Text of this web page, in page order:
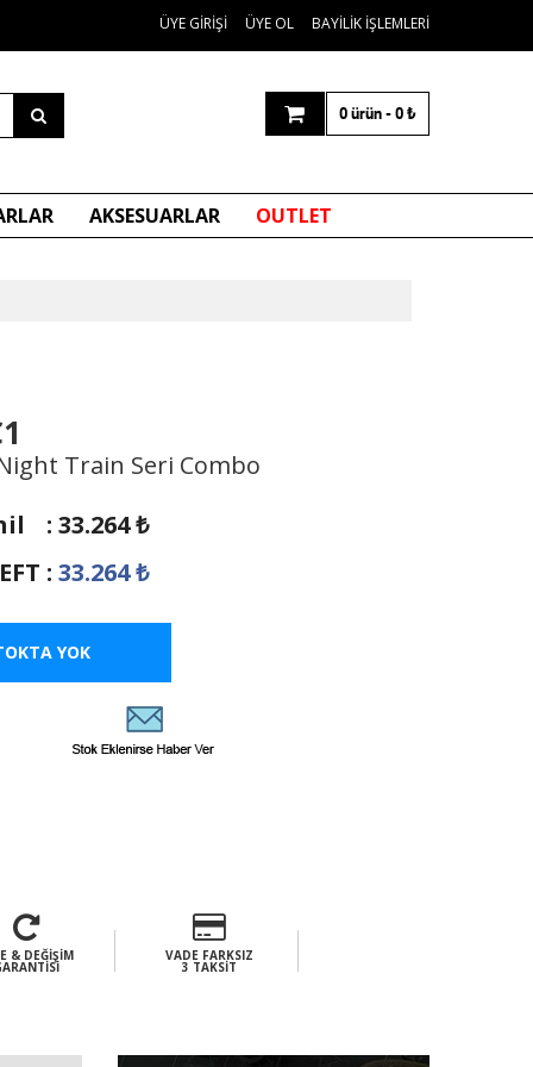
ÜYE GIRIŞI ÜYE OL BAYILIK İŞLEMLERI
0 ürün - 0 ₺
AKSESUARLAR OUTLET
Train Seri Combo
: 33.264₺
: 33.264₺
YOK
& DEĞIŞIM VADE FARKSIZ
3 TAKSIT